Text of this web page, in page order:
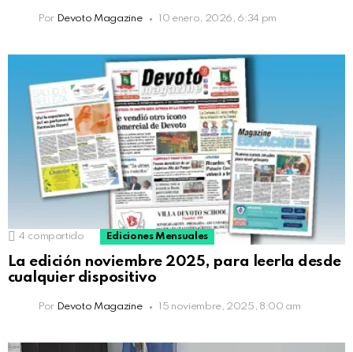
Por Devoto Magazine 10 enero, 2026, 6:34 pm
4 compartido Ediciones Mensuales
La edición noviembre 2025, para leerla desde
cualquier dispositivo
Por Devoto Magazine 15 noviembre, 2025, 8:00 am